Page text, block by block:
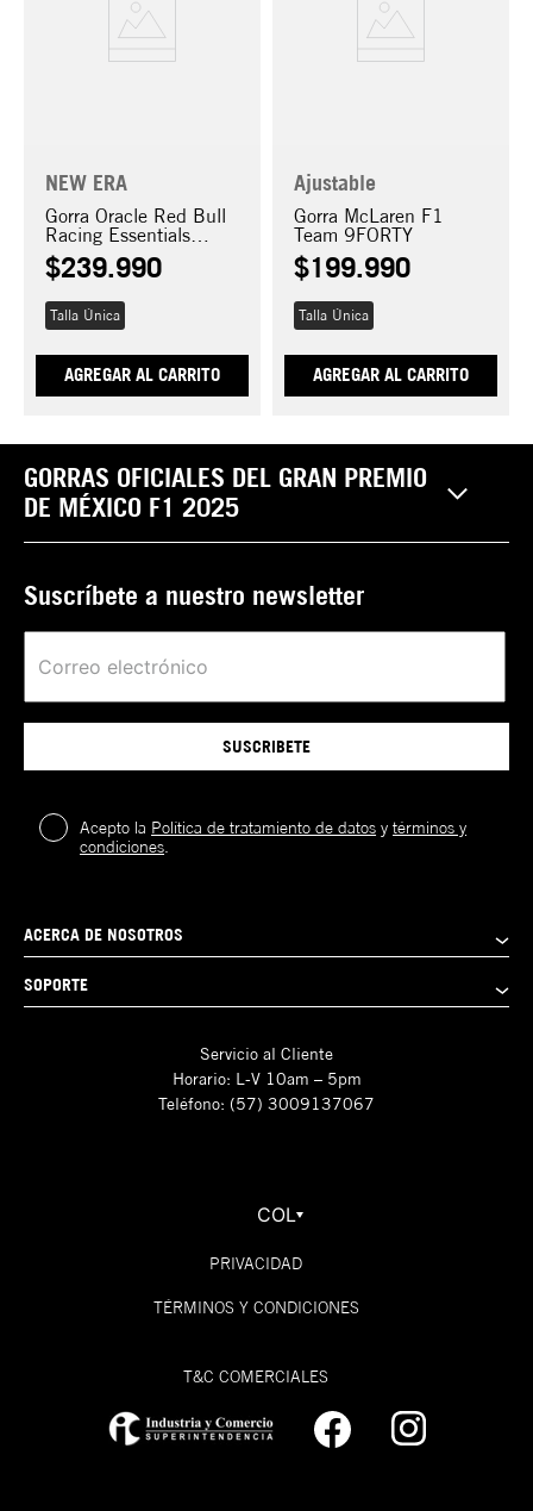
NEW ERA
Gorra Oracle Red Bull
Racing Essentials
9FORTY
$239.990
Talla Única
AGREGAR AL CARRITO
Ajustable
Gorra McLaren F1
Team 9FORTY
$199.990
Talla Única
AGREGAR AL CARRITO
GORRAS OFICIALES DEL GRAN PREMIO
DE MÉXICO F1 2025
Suscríbete a nuestro newsletter
SUSCRIBETE
Acepto la Política de tratamiento de datos ytérminos y
condiciones
ACERCA DE NOSOTROS
SOPORTE
Servicio al Cliente
Horario: L-V 10am – 5pm
Teléfono: (57) 3009137067
COL
PRIVACIDAD
TÉRMINOS Y CONDICIONES
T&C COMERCIALES